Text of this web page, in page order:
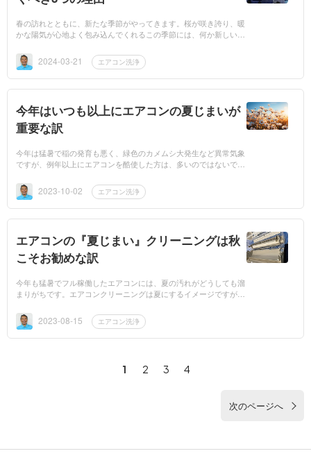
春の訪れとともに、新たな季節がやってきます。桜が咲き誇り、暖
かな陽気が心地よく包み込んでくれるこの季節には、何か新しいこ
クリーニングを早...
2024-03-21 エアコン洗浄
今年はいつも以上にエアコンの夏じまいが
重要な訳
今年は猛暑で稲の発育も悪く、緑色のカメムシ大発生など異常気象
ですが、例年以上にエアコンを酷使した方は、多いのではないでし
のエアコンの冷房...
2023-10-02 エアコン洗浄
エアコンの『夏じまい』クリーニングは秋
こそお勧めな訳
今年も猛暑でフル稼働したエアコンには、夏の汚れがどうしても溜
まりがちです。エアコンクリーニングは夏にするイメージですが、
のかお伝えしたい...
2023-08-15 エアコン洗浄
1 2 3 4
次のページへ